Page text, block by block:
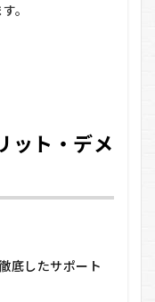
。
ット・デメ
底したサポート